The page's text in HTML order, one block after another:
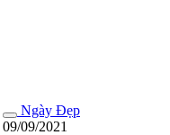
Ngày Đẹp
09/2021